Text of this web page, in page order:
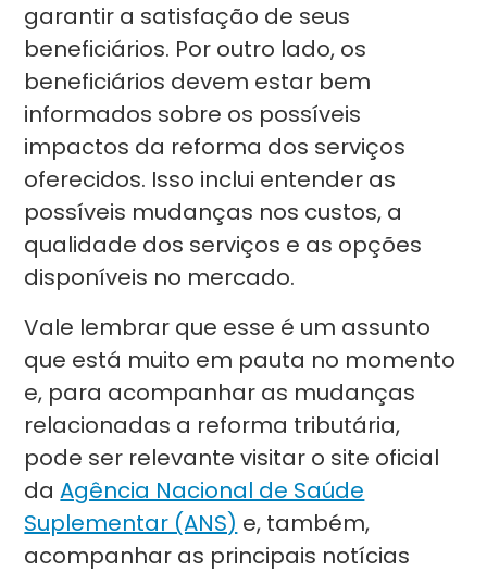
garantir a satisfação de seus
beneficiários. Por outro lado, os
beneficiários devem estar bem
informados sobre os possíveis
impactos da reforma dos serviços
oferecidos. Isso inclui entender as
possíveis mudanças nos custos, a
qualidade dos serviços e as opções
disponíveis no mercado.
Vale lembrar que esse é um assunto
que está muito em pauta no momento
e, para acompanhar as mudanças
relacionadas a reforma tributária,
pode ser relevante visitar o site oficial
daAgência Nacional de Saúde
Suplementar (ANS) e, também,
acompanhar as principais notícias